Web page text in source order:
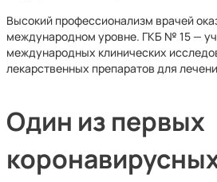
Высокий профессионализм врачей
международном уровне. ГКБ № 15 —
международных клинических
лекарственных препаратов для
Один из первых